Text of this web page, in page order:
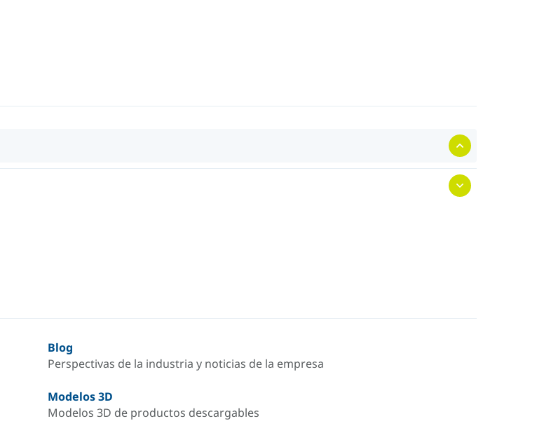
Blog
Perspectivas de la industria y noticias de la empresa
Modelos 3D
Modelos 3D de productos descargables